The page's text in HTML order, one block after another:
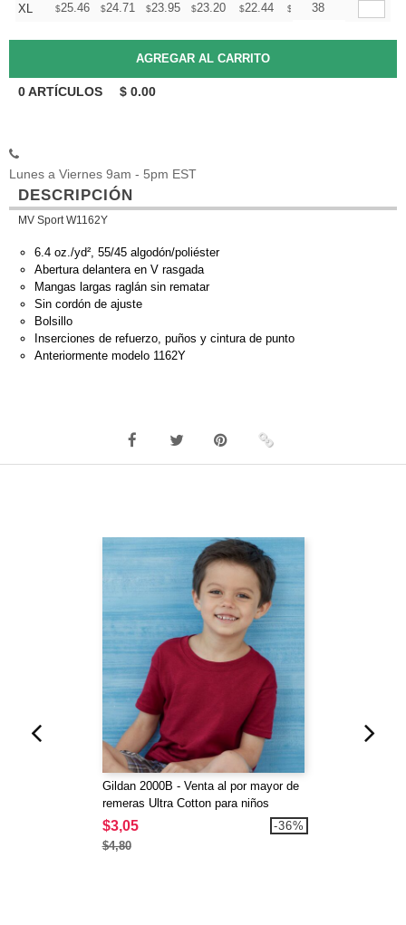
XL
$25.46 $24.71 $23.95 $23.20 $22.44 $ 22.07
38
0ARTÍCULOS $ 0.00
Lunes a Viernes 9am - 5pm EST
DESCRIPCIÓN
MV Sport W1162Y
6.4 oz./yd², 55/45 algodón/poliéster
Abertura delantera en V rasgada
Mangas largas raglán sin rematar
Sin cordón de ajuste
Bolsillo
Inserciones de refuerzo, puños y cintura de punto
Anteriormente modelo 1162Y
Gildan 2000B - Venta al por mayor de
remeras Ultra Cotton para niños
$3,05
$4,80
-36%